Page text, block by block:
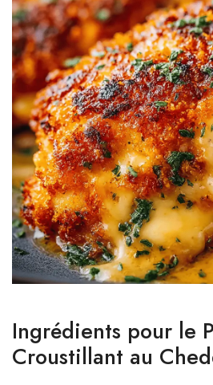
Ingrédients pour le
Croustillant au